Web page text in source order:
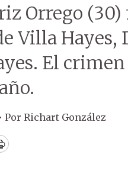
Orrego
Villa Hayes,
El
Por Richart González